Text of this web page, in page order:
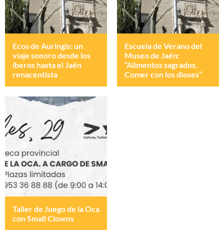
Ecos de Auringis: un
viaje sonoro desde los
íberos hasta el Jaén
renacentista
Escuela de Verano del
Museo de Jaén:
“Alimentos sagrados.
Comer con los dioses”
Taller de Juego de la Oca
con Small Clowns